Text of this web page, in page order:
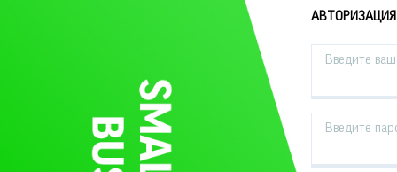
АВТОРИЗАЦИЯ
Введите
Введите